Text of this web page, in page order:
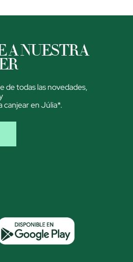
A NUESTRA
de todas las novedades,
canjear en Júlia*.